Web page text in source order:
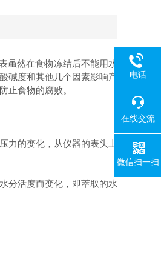
虽然在食物冻结后不能用水
碱度和其他几个因素影响产
止食物的腐败。
力的变化，从仪器的表头上
分活度而变化，即萃取的水
电话
在线交流
微信扫一扫